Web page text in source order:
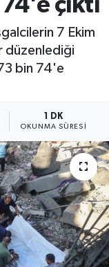
çıktı
7 Ekim
düzenlediği
bin 74'e
1 DK
OKUNMA SÜRESI